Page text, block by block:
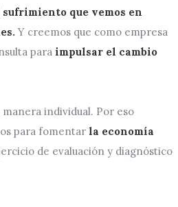
sufrimiento que vemos en
Y creemos que como empresa
para impulsar el cambio
individual. Por eso
para fomentar la economía
de evaluación y diagnóstico